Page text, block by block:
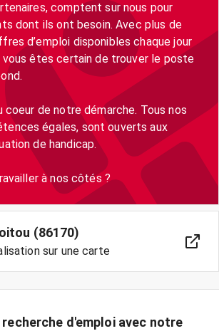
comptent sur nous pour
dont ils ont besoin. Avec plus de
d’emploi disponibles chaque jour
vous êtes certain de trouver le poste
coeur de notre démarche. Tous nos
égales, sont ouverts aux
de handicap.
Alors prêt(e) à travailler à nos côtés ?
(86170)
sur une carte
d'emploi avec notre